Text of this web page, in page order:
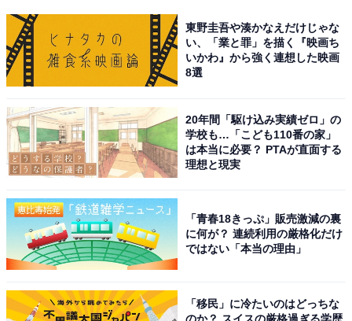
こちらもおすすめ
「ナンバープレートでお金持ちだと思う北海道
の地名」ランキング！ 2位「函館」を抑えた1位
東野圭吾や湊かなえだけじゃな
い、「業と罪」を描く『映画ち
いかわ』から強く連想した映画
8選
20年間「駆け込み実績ゼロ」の
学校も…「こども110番の家」
は本当に必要？ PTAが直面する
理想と現実
「青春18きっぷ」販売激減の裏
に何が？ 連続利用の厳格化だけ
ではない「本当の理由」
「移民」に冷たいのはどっちな